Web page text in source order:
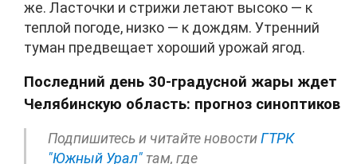
же. Ласточки и стрижи летают высоко — к
теплой погоде, низко — к дождям. Утренний
туман предвещает хороший урожай ягод.
Последний день 30-градусной жары ждет
Челябинскую область: прогноз синоптиков
Подпишитесь и читайте новостиГТРК
"Южный Урал" там, где